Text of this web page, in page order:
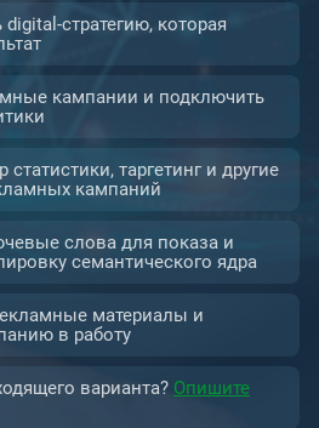
стратегию, которая
кампании и подключить
статистики, таргетинг и другие
кампаний
слова для показа и
семантического ядра
материалы и
в работу
варианта? Опишите